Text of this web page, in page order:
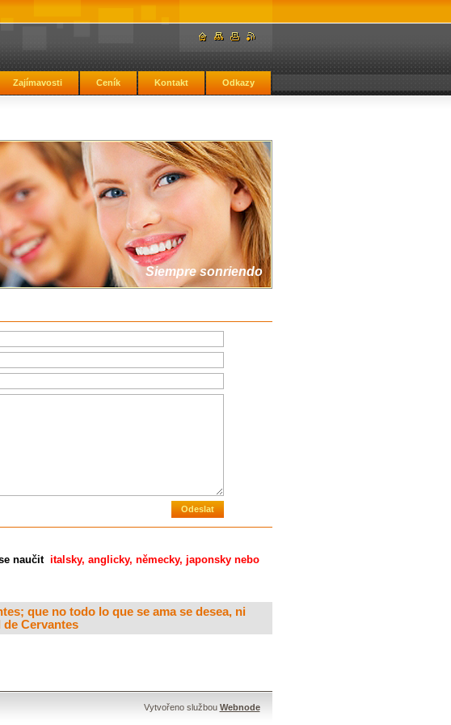
Zajímavosti Ceník Kontakt Odkazy
Siempre sonriendo
naučit italsky, anglicky, německy, japonsky nebo
que no todo lo que se ama se desea, ni
de Cervantes
Vytvořeno službou Webnode